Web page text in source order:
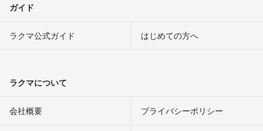
ガイド
ラクマ公式ガイド はじめての方へ
ラクマについて
会社概要 プライバシーポリシー